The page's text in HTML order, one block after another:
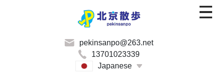
pekinsanpo@263.net
13701023339
Japanese